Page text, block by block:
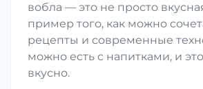
вобла — это не просто
пример того, как можно
рецепты и современные
можно есть с напитками, и
вкусно.